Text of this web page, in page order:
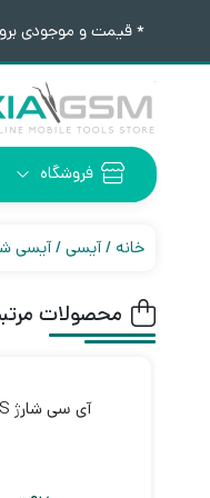
* قیمت و موجودی بروز
فروشگاه
خانه آیسی آیسی
محصولات
آی سی شارژ 358S